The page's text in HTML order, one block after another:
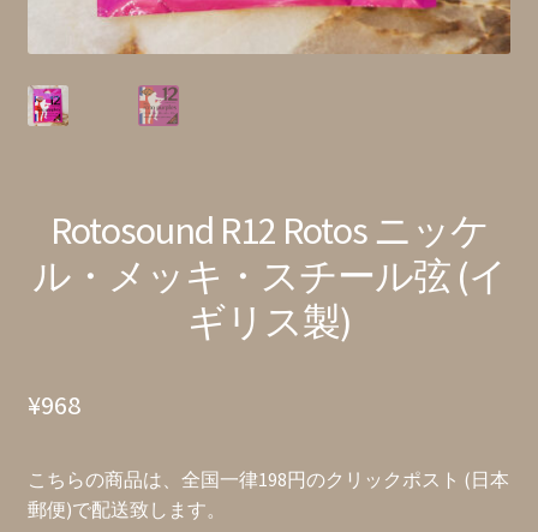
Rotosound R12 Rotos ニッケ
ル・メッキ・スチール弦 (イ
ギリス製)
¥968
こちらの商品は、全国一律198円のクリックポスト (日本
郵便)で配送致します。